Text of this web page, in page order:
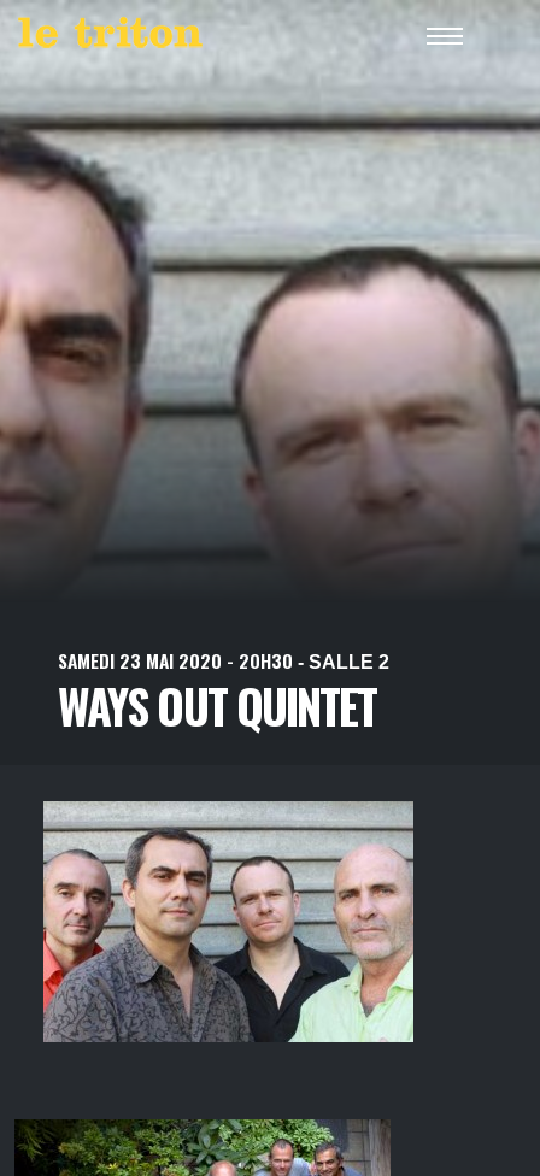
SAMEDI 23 MAI 2020 - 20H30 - SALLE 2
WAYS OUT QUINTET